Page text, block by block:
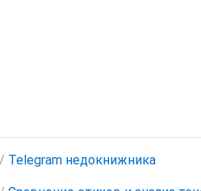
Telegram недокнижника